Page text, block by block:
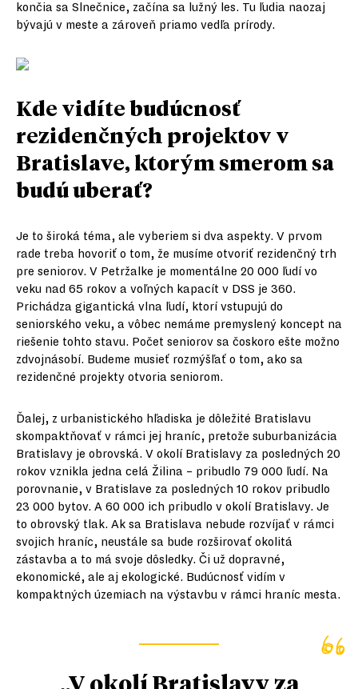
končia sa Slnečnice, začína sa lužný les. Tu ľudia naozaj
bývajú v meste a zároveň priamo vedľa prírody.
Kde vidíte budúcnosť
rezidenčných projektov v
Bratislave, ktorým smerom sa
budú uberať?
Je to široká téma, ale vyberiem si dva aspekty. V prvom
rade treba hovoriť o tom, že musíme otvoriť rezidenčný trh
pre seniorov. V Petržalke je momentálne 20 000 ľudí vo
veku nad 65 rokov a voľných kapacít v DSS je 360.
Prichádza gigantická vlna ľudí, ktorí vstupujú do
seniorského veku, a vôbec nemáme premyslený koncept na
riešenie tohto stavu. Počet seniorov sa čoskoro ešte možno
zdvojnásobí. Budeme musieť rozmýšľať o tom, ako sa
rezidenčné projekty otvoria seniorom.
Ďalej, z urbanistického hľadiska je dôležité Bratislavu
skompaktňovať v rámci jej hraníc, pretože suburbanizácia
Bratislavy je obrovská. V okolí Bratislavy za posledných 20
rokov vznikla jedna celá Žilina – pribudlo 79 000 ľudí. Na
porovnanie, v Bratislave za posledných 10 rokov pribudlo
23 000 bytov. A 60 000 ich pribudlo v okolí Bratislavy. Je
to obrovský tlak. Ak sa Bratislava nebude rozvíjať v rámci
svojich hraníc, neustále sa bude rozširovať okolitá
zástavba a to má svoje dôsledky. Či už dopravné,
ekonomické, ale aj ekologické. Budúcnosť vidím v
kompaktných územiach na výstavbu v rámci hraníc mesta.